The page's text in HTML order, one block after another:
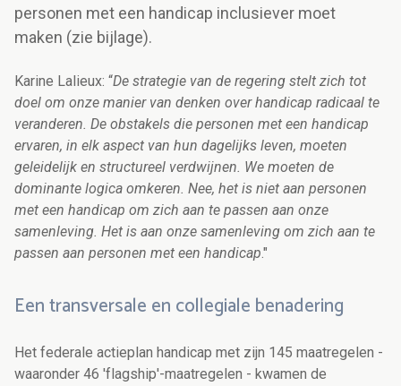
personen met een handicap inclusiever moet
maken (zie bijlage).
Karine Lalieux: “De strategie van de regering stelt zich tot
doel om onze manier van denken over handicap radicaal te
veranderen. De obstakels die personen met een handicap
ervaren, in elk aspect van hun dagelijks leven, moeten
geleidelijk en structureel verdwijnen. We moeten de
dominante logica omkeren. Nee, het is niet aan personen
met een handicap om zich aan te passen aan onze
samenleving. Het is aan onze samenleving om zich aan te
passen aan personen met een handicap."
Een transversale en collegiale benadering
Het federale actieplan handicap met zijn 145 maatregelen -
waaronder 46 'flagship'-maatregelen - kwamen de